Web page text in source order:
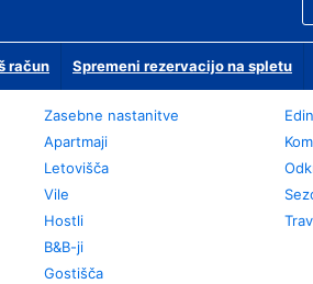
račun Spremeni rezervacijo na spletu
Zasebne nastanitve
Apartmaji
Letovišča
Vile
Hostli
B&B-ji
Gostišča